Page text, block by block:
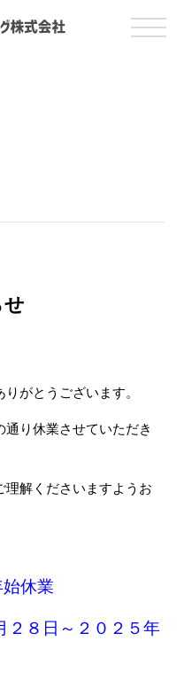
せ
がとうございます。
り休業させていただき
理解くださいますようお
休業
２８日～２０２５年